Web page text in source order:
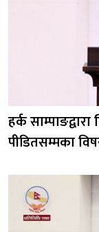
हर्क
पीडितसम्मका